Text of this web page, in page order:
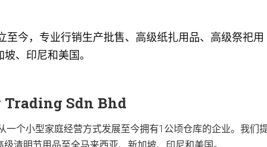
今，专业行销生产批售、高级纸扎用品、高级祭祀用
、印尼和美国。
Trading Sdn Bhd
个小型家庭经营方式发展至今拥有1公顷仓库的企业。我们